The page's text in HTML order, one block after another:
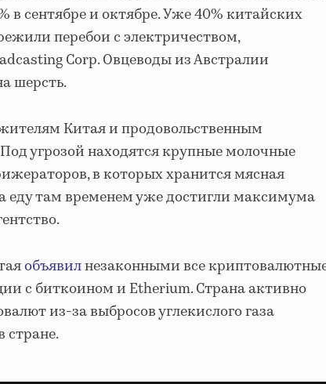
в сентябре и октябре. Уже 40% китайских
перебои с электричеством,
Corp. Овцеводы из Австралии
шерсть.
Китая и продовольственным
угрозой находятся крупные молочные
в которых хранится мясная
там временем уже достигли максимума
объявилнезаконными все
с биткоином и Etherium. Страна активно
из-за выбросов углекислого газа
стране.